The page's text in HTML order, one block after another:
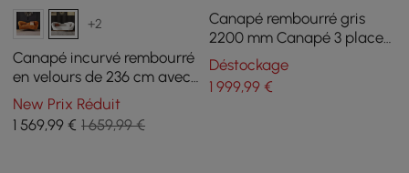
+2
Canapé incurvé rembourré
en velours de 236 cm avec
pieds dorés
New Prix Réduit
1 569,99 € 1 659,99 €
Canapé rembourré gris
2200 mm Canapé 3 places
en coton et lin avec
oreillers Pieds dorés
Déstockage
1 999,99€